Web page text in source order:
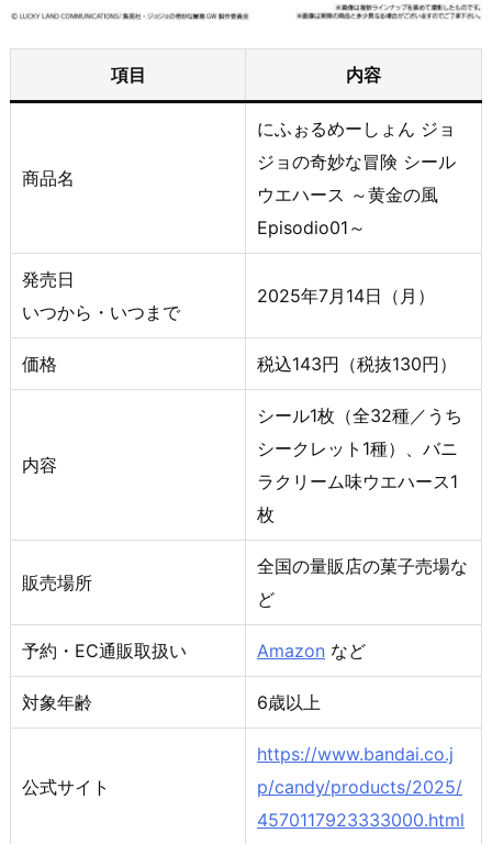
項目 内容
商品名
にふぉるめーしょん ジョ
ジョの奇妙な冒険 シール
ウエハース ～黄金の風
Episodio01～
発売日
いつから・いつまで
2025年7月14日（月）
価格 税込143円（税抜130円）
内容
シール1枚（全32種／うち
シークレット1種）、バニ
ラクリーム味ウエハース1
枚
販売場所
全国の量販店の菓子売場な
ど
予約・EC通販取扱い Amazon など
対象年齢 6歳以上
公式サイト
https://www.bandai.co.j
p/candy/products/2025/
4570117923333000.html